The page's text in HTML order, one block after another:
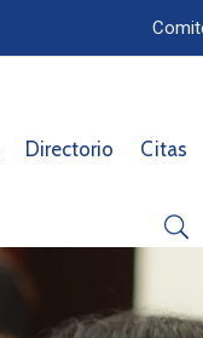
Directorio Citas